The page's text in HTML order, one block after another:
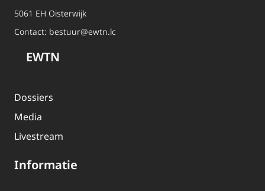
5061 EH Oisterwijk
Contact: bestuur@ewtn.lc
EWTN
Dossiers
Media
Livestream
Informatie